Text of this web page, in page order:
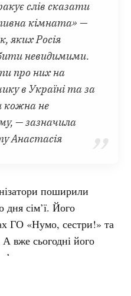
слів сказати
кімната» —
яких Росія
невидимими.
про них на
в Україні та за
кожна не
— зазначила
Анастасія
поширили
дня сім’ї. Його
ГО «Нумо, сестри!» та
А вже сьогодні його
до